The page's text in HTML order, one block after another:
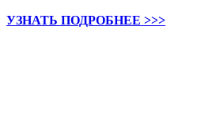
УЗНАТЬ ПОДРОБНЕЕ >>>